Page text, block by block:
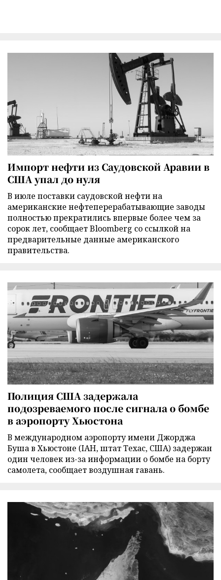
Импорт нефти из Саудовской Аравии в
США упал до нуля
В июле поставки саудовской нефти на
американские нефтеперерабатывающие заводы
полностью прекратились впервые более чем за
сорок лет, сообщает Bloomberg со ссылкой на
предварительные данные американского
правительства.
Полиция США задержала
подозреваемого после сигнала о бомбе
в аэропорту Хьюстона
В международном аэропорту имени Джорджа
Буша в Хьюстоне (IAH, штат Техас, США) задержан
один человек из-за информации о бомбе на борту
самолета, сообщает воздушная гавань.